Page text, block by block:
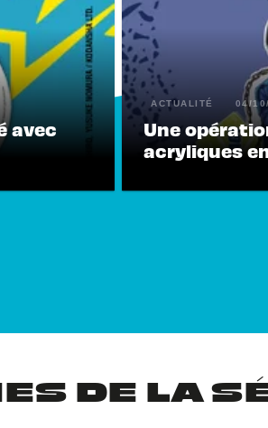
avec
ACTUALITÉ 04/
Une
acryliques
DE LA